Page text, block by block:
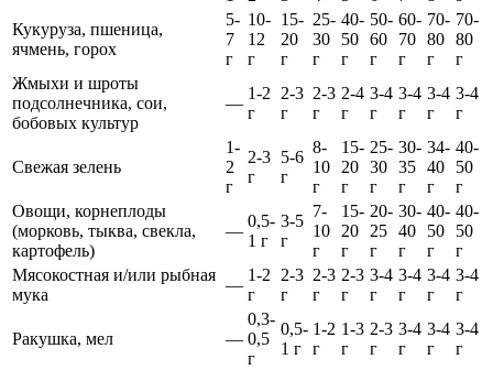
Кукуруза, пшеница,
ячмень, горох
5-
7
г
10-
12
г
15-
20
г
25-
30
г
40-
50
г
50-
60
г
60-
70
г
70-
80
г
70-
80
г
Жмыхи и шроты
подсолнечника, сои,
бобовых культур
—
1-2
г
2-3
г
2-3
г
2-4
г
3-4
г
3-4
г
3-4
г
3-4
г
Свежая зелень
1-
2
г
2-3
г
5-6
г
8-
10
г
15-
20
г
25-
30
г
30-
35
г
34-
40
г
40-
50
г
Овощи, корнеплоды
(морковь, тыква, свекла,
картофель)
—
0,5-
1 г
3-5
г
7-
10
г
15-
20
г
20-
25
г
30-
40
г
40-
50
г
40-
50
г
Мясокостная и/или рыбная
мука
—
1-2
г
2-3
г
2-3
г
2-3
г
3-4
г
3-4
г
3-4
г
3-4
г
Ракушка, мел —
0,3-
0,5
г
0,5-
1 г
1-2
г
1-3
г
2-3
г
3-4
г
3-4
г
3-4
г